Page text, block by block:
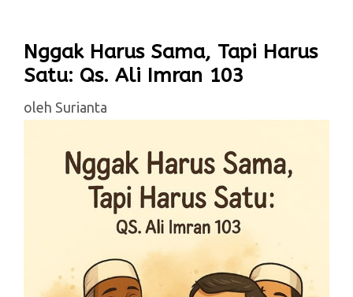
Nggak Harus Sama, Tapi Harus
Satu: Qs. Ali Imran 103
oleh Surianta